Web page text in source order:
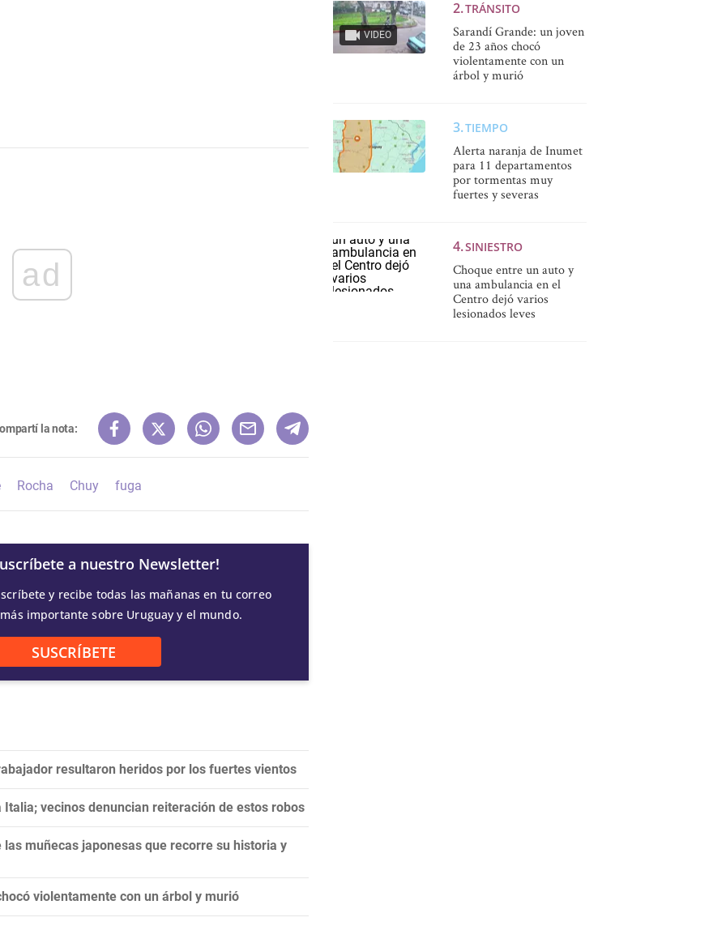
ad
la nota:
Rocha Chuy fuga
a nuestro Newsletter!
y recibe todas las mañanas en tu correo
importante sobre Uruguay y el mundo.
SUSCRÍBETE
resultaron heridos por los fuertes vientos
vecinos denuncian reiteración de estos robos
muñecas japonesas que recorre su historia y
violentamente con un árbol y murió
VIDEO
TRÁNSITO
Sarandí Grande: un joven
de 23 años chocó
violentamente con un
árbol y murió
TIEMPO
Alerta naranja de Inumet
para 11 departamentos
por tormentas muy
fuertes y severas
SINIESTRO
Choque entre un auto y
una ambulancia en el
Centro dejó varios
lesionados leves